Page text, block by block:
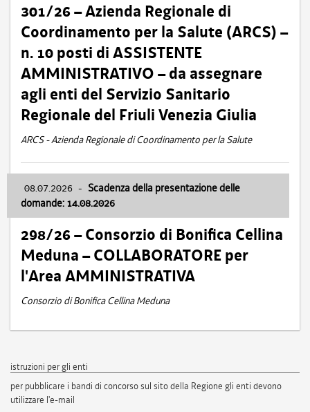
301/26 – Azienda Regionale di
Coordinamento per la Salute (ARCS) –
n. 10 posti di ASSISTENTE
AMMINISTRATIVO – da assegnare
agli enti del Servizio Sanitario
Regionale del Friuli Venezia Giulia
ARCS - Azienda Regionale di Coordinamento per la Salute
08.07.2026 - Scadenza della presentazione delle
domande: 14.08.2026
298/26 – Consorzio di Bonifica Cellina
Meduna – COLLABORATORE per
l'Area AMMINISTRATIVA
Consorzio di Bonifica Cellina Meduna
istruzioni per gli enti
per pubblicare i bandi di concorso sul sito della Regione gli enti devono
utilizzare l'e-mail